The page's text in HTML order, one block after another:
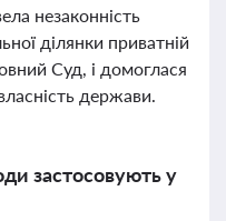
незаконність
ділянки приватній
Суд, і домоглася
держави.
застосовують у